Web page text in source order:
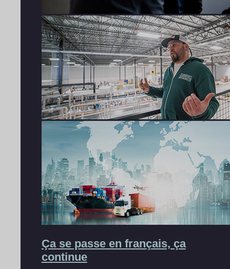
Ça se passe en français, ça
continue